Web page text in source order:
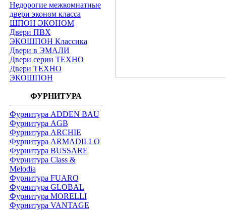
Недорогие межкомнатные
двери эконом класса
ШПОН ЭКОНОМ
Двери ПВХ
ЭКОШПОН Классика
Двери в ЭМАЛИ
Двери серии ТЕХНО
Двери ТЕХНО
ЭКОШПОН
ФУРНИТУРА
Фурнитура ADDEN BAU
Фурнитура AGB
Фурнитура ARCHIE
Фурнитура ARMADILLO
Фурнитура BUSSARE
Фурнитура Class &
Melodia
Фурнитура FUARO
Фурнитура GLOBAL
Фурнитура MORELLI
Фурнитура VANTAGE